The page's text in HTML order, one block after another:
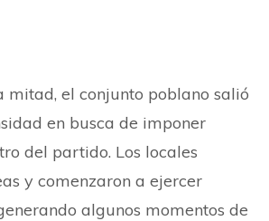
mitad, el conjunto poblano salió
en busca de imponer
del partido. Los locales
y comenzaron a ejercer
algunos momentos de